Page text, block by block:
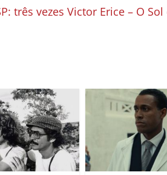
três vezes Victor Erice – O